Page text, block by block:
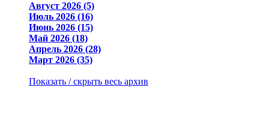
Август 2026 (5)
Июль 2026 (16)
Июнь 2026 (15)
Май 2026 (18)
Апрель 2026 (28)
Март 2026 (35)
Показать / скрыть весь архив